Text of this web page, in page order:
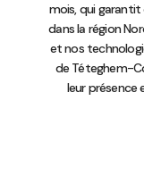
mois, qui
dans la région
et nos
de Téteghem-
leur présence